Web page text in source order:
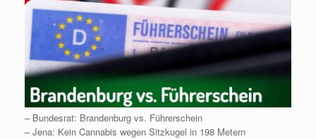
– Bundesrat: Brandenburg vs. Führerschein
– Jena: Kein Cannabis wegen Sitzkugel in 198 Metern